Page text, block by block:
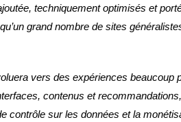
techniquement optimisés et
grand nombre de sites
vers des expériences
contenus et
contrôle sur les données et la